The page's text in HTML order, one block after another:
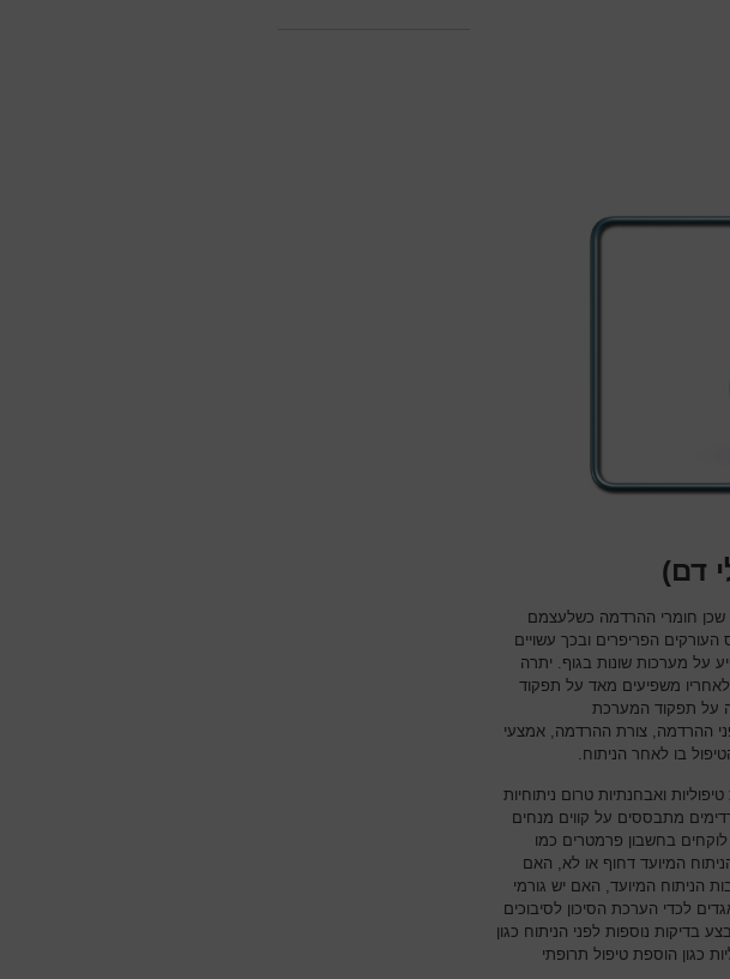
דם)
חומרי ההרדמה כשלעצמם
הפריפרים ובכך עשויים
על מערכות שונות בגוף. יתרה
משפיעים מאד על תפקוד
על תפקוד המערכת
ההרדמה, צורת ההרדמה, אמצעי
בו לאחר הניתוח.
ואבחנתיות טרום ניתוחיות
מתבססים על קווים מנחים
בחשבון פרמטרים כמו
המיועד דחוף או לא, האם
הניתוח המיועד, האם יש גורמי
לכדי הערכת הסיכון לסיבוכים
בדיקות נוספות לפני הניתוח כגון
כגון הוספת טיפול תרופתי